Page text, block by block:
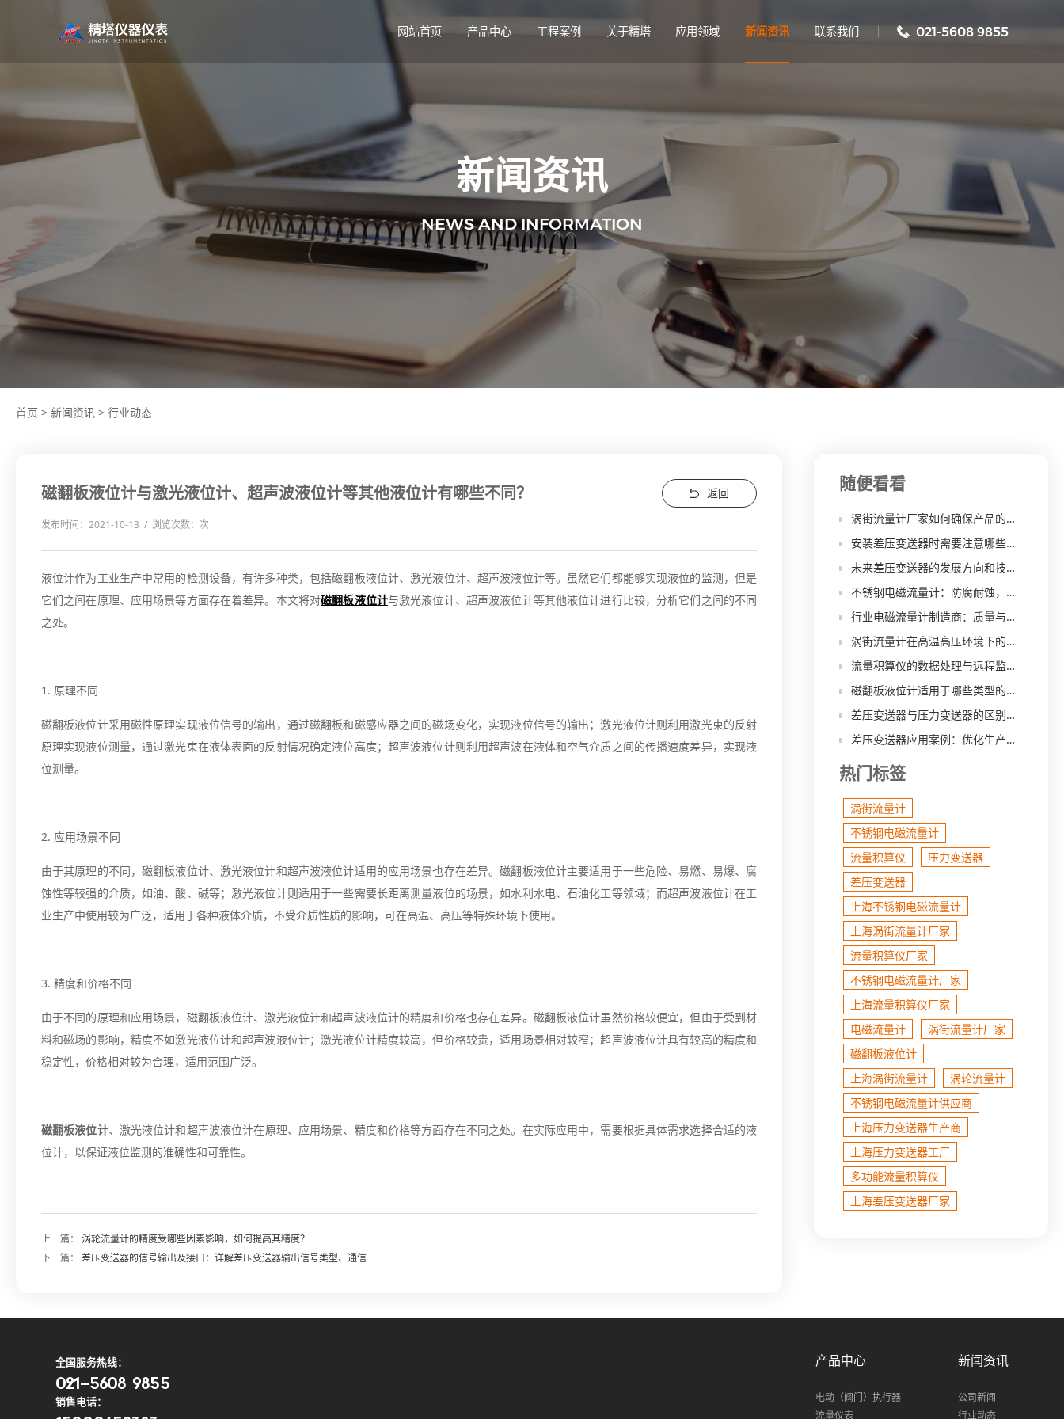
网站首页 产品中心 工程案例 关于精塔 应用领域 新闻资讯 联系我们 021-5608 9855
新闻资讯
NEWS AND INFORMATION
首页 > 新闻资讯 > 行业动态
磁翻板液位计与激光液位计、超声波液位计等其他液位计有哪些不同？ 返回
发布时间：2021-10-13 / 浏览次数： 次
液位计作为工业生产中常用的检测设备，有许多种类，包括磁翻板液位计、激光液位计、超声波液位计等。虽然它们都能够实现液位的监测，但是
它们之间在原理、应用场景等方面存在着差异。本文将对磁翻板液位计与激光液位计、超声波液位计等其他液位计进行比较，分析它们之间的不同
之处。
1. 原理不同
磁翻板液位计采用磁性原理实现液位信号的输出，通过磁翻板和磁感应器之间的磁场变化，实现液位信号的输出；激光液位计则利用激光束的反射
原理实现液位测量，通过激光束在液体表面的反射情况确定液位高度；超声波液位计则利用超声波在液体和空气介质之间的传播速度差异，实现液
位测量。
2. 应用场景不同
由于其原理的不同，磁翻板液位计、激光液位计和超声波液位计适用的应用场景也存在差异。磁翻板液位计主要适用于一些危险、易燃、易爆、腐
蚀性等较强的介质，如油、酸、碱等；激光液位计则适用于一些需要长距离测量液位的场景，如水利水电、石油化工等领域；而超声波液位计在工
业生产中使用较为广泛，适用于各种液体介质，不受介质性质的影响，可在高温、高压等特殊环境下使用。
3. 精度和价格不同
由于不同的原理和应用场景，磁翻板液位计、激光液位计和超声波液位计的精度和价格也存在差异。磁翻板液位计虽然价格较便宜，但由于受到材
料和磁场的影响，精度不如激光液位计和超声波液位计；激光液位计精度较高，但价格较贵，适用场景相对较窄；超声波液位计具有较高的精度和
稳定性，价格相对较为合理，适用范围广泛。
磁翻板液位计、激光液位计和超声波液位计在原理、应用场景、精度和价格等方面存在不同之处。在实际应用中，需要根据具体需求选择合适的液
位计，以保证液位监测的准确性和可靠性。
上一篇： 涡轮流量计的精度受哪些因素影响，如何提高其精度？
下一篇： 差压变送器的信号输出及接口：详解差压变送器输出信号类型、通信
随便看看
涡街流量计厂家如何确保产品的稳定性和可靠性？
安装差压变送器时需要注意哪些问题？如何确保安装的正确性以保证测量的准确性？
未来差压变送器的发展方向和技术突破点
不锈钢电磁流量计：防腐耐蚀，适用于恶劣工业环境
行业电磁流量计制造商：质量与创新并举
涡街流量计在高温高压环境下的工作性能如何保障
流量积算仪的数据处理与远程监控技术创新
磁翻板液位计适用于哪些类型的液体介质？
差压变送器与压力变送器的区别和联系
差压变送器应用案例：优化生产流程、提升效率
热门标签
涡街流量计
不锈钢电磁流量计
流量积算仪
压力变送器
差压变送器
上海不锈钢电磁流量计
上海涡街流量计厂家
流量积算仪厂家
不锈钢电磁流量计厂家
上海流量积算仪厂家
电磁流量计
涡街流量计厂家
磁翻板液位计
上海涡街流量计
涡轮流量计
不锈钢电磁流量计​供应商
上海压力变送器生产商
上海压力变送器工厂
多功能流量积算仪
上海差压变送器厂家
全国服务热线：
021-5608 9855
销售电话：
产品中心
电动（阀门）执行器
流量仪表
新闻资讯
公司新闻
行业动态